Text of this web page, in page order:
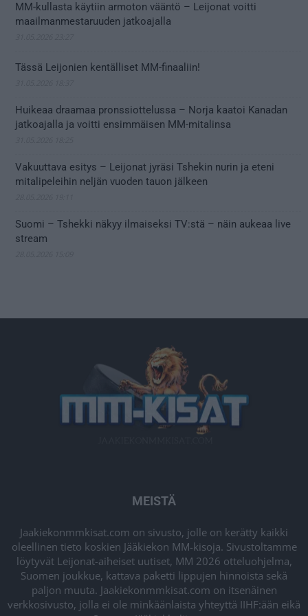
MM-kullasta käytiin armoton vääntö – Leijonat voitti
maailmanmestaruuden jatkoajalla
Tässä Leijonien kentälliset MM-finaaliin!
Huikeaa draamaa pronssiottelussa – Norja kaatoi Kanadan
jatkoajalla ja voitti ensimmäisen MM-mitalinsa
Vakuuttava esitys – Leijonat jyräsi Tshekin nurin ja eteni
mitalipeleihin neljän vuoden tauon jälkeen
Suomi – Tshekki näkyy ilmaiseksi TV:stä – näin aukeaa live
stream
MEISTÄ
Jaakiekonmmkisat.com on sivusto, jolle on kerätty kaikki
oleellinen tieto koskien Jääkiekon MM-kisoja. Sivustoltamme
löytyvät Leijonat-aiheiset uutiset, MM 2026 otteluohjelma,
Suomen joukkue, kattava paketti lippujen hinnoista sekä
paljon muuta. Jaakiekonmmkisat.com on itsenäinen
verkkosivusto, jolla ei ole minkäänlaista yhteyttä IIHF:ään eikä